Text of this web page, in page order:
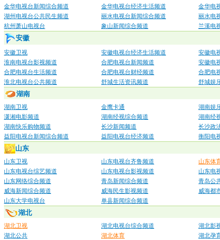
金华电视台新闻综合频道
金华电视台经济生活频道
金华电
湖州电视台公共民生频道
丽水电视台新闻综合频道
丽水电
杭州萧山电视台
象山新闻综合频道 兰溪电
安徽
安徽卫视 安徽电视台经济生活频道
安徽电
淮南电视台影视频道
合肥电视台新闻频道
安徽电
合肥电视台生活频道
合肥电视台财经频道
合肥电
淮北电视台公共频道
舒城生活资讯频道 舒城娱
湖南
湖南卫视 金鹰卡通
湖南娱
潇湘电影频道
湖南经视综合频道
湖南经
湖南快乐购物频道
长沙新闻频道
长沙政
益阳电视台新闻综合频道
益阳电视台经济频道 衡阳电
山东
山东卫视 山东电视台齐鲁频道
山东体
山东电视台综艺频道
山东电视台影视频道
山东电
山东网络综合频道
青岛新闻综合频道
青岛公
威海新闻综合频道
威海民生影视频道
威海都
山东大学电视台
单县新闻综合频道
湖北
湖北卫视 湖北电视台综合频道
湖北影
湖北公共
湖北体育
湖北孕